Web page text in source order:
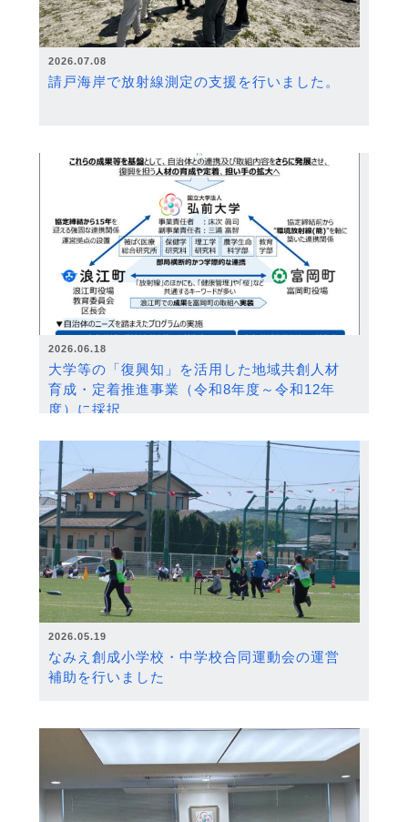
2026.07.08
請戸海岸で放射線測定の支援を行いました。
2026.06.18
大学等の「復興知」を活用した地域共創人材
育成・定着推進事業（令和8年度～令和12年
度）に採択
2026.05.19
なみえ創成小学校・中学校合同運動会の運営
補助を行いました